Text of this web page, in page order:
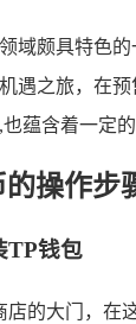
域颇具特色
遇之旅，在
蕴含着一定的
操作步
TP钱包
店的大门，在